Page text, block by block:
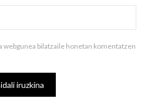
webgunea bilatzaile honetan komentatzen